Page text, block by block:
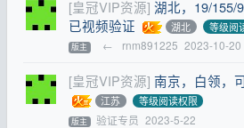
[皇冠VIP资源] 湖北，19/155/
已视频验证
湖北 等级阅
版主 ← rnm891225 2023-10-20
[皇冠VIP资源] 南京，白领，
江苏 等级阅读权限
版主 验证专员 2023-5-22